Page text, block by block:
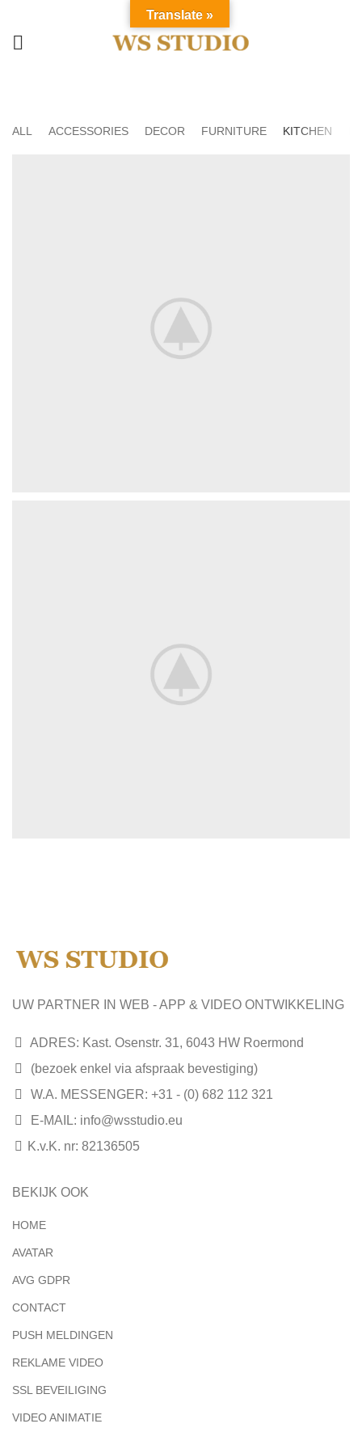
Kitchen
ALL ACCESSORIES DECOR FURNITURE KITCHEN
UW PARTNER IN WEB - APP & VIDEO ONTWIKKELING
ADRES: Kast. Osenstr. 31, 6043 HW Roermond
(bezoek enkel via afspraak bevestiging)
W.A. MESSENGER: +31 - (0) 682 112 321
E-MAIL: info@wsstudio.eu
K.v.K. nr: 82136505
BEKIJK OOK
HOME
AVATAR
AVG GDPR
CONTACT
PUSH MELDINGEN
REKLAME VIDEO
SSL BEVEILIGING
VIDEO ANIMATIE
Translate »